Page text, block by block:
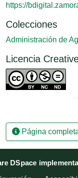
https://
Colecciones
Administración de
Licencia
Página
DSpace